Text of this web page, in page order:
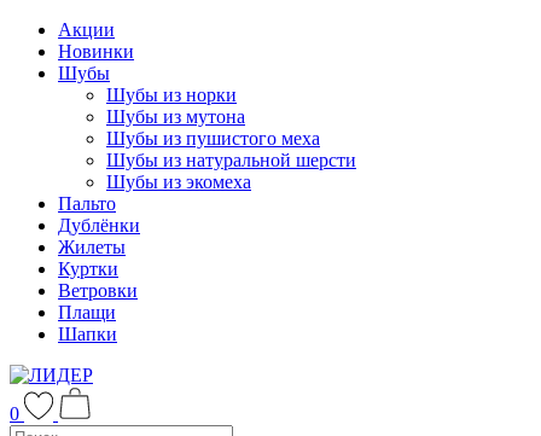
Акции
Новинки
Шубы
Шубы из норки
Шубы из мутона
Шубы из пушистого меха
Шубы из натуральной шерсти
Шубы из экомеха
Пальто
Дублёнки
Жилеты
Куртки
Ветровки
Плащи
Шапки
0